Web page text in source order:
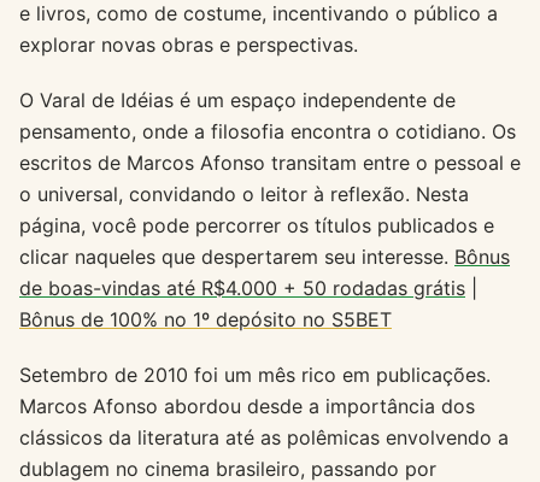
e livros, como de costume, incentivando o público a
explorar novas obras e perspectivas.
O Varal de Idéias é um espaço independente de
pensamento, onde a filosofia encontra o cotidiano. Os
escritos de Marcos Afonso transitam entre o pessoal e
o universal, convidando o leitor à reflexão. Nesta
página, você pode percorrer os títulos publicados e
clicar naqueles que despertarem seu interesse. Bônus
de boas-vindas até R$4.000 + 50 rodadas grátis
Bônus de 100% no 1º depósito no S5BET
Setembro de 2010 foi um mês rico em publicações.
Marcos Afonso abordou desde a importância dos
clássicos da literatura até as polêmicas envolvendo a
dublagem no cinema brasileiro, passando por